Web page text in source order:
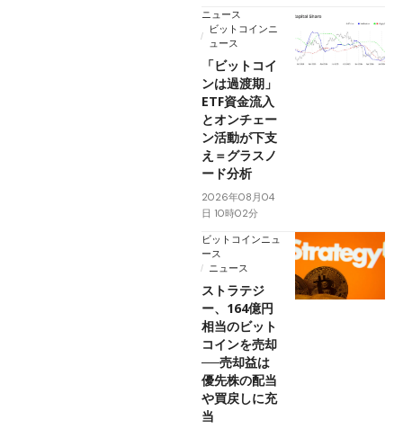
ニュース
ビットコインニ
ュース
「ビットコイ
ンは過渡期」
ETF資金流入
とオンチェー
ン活動が下支
え＝グラスノ
ード分析
2026年08月04
日 10時02分
ビットコインニュ
ース
ニュース
ストラテジ
ー、164億円
相当のビット
コインを売却
──売却益は
優先株の配当
や買戻しに充
当